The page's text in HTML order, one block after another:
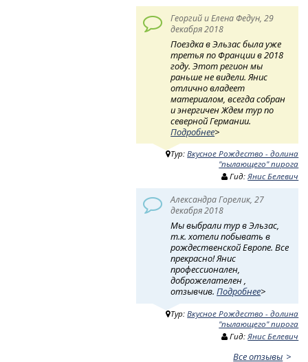
Георгий и Елена Федун, 29
декабря 2018
Поездка в Эльзас была уже
третья по Франции в 2018
году. Этот регион мы
раньше не видели. Янис
отлично владеет
материалом, всегда собран
и энергичен Ждем тур по
северной Германии.
Подробнее>
Тур:Вкусное Рождество - долина
"пылающего" пирога
Гид:Янис Белевич
Александра Горелик, 27
декабря 2018
Мы выбрали тур в Эльзас,
т.к. хотели побывать в
рождественской Европе. Все
прекрасно! Янис
профессионален,
доброжелателен ,
отзывчив.Подробнее>
Тур:Вкусное Рождество - долина
"пылающего" пирога
Гид:Янис Белевич
Все отзывы